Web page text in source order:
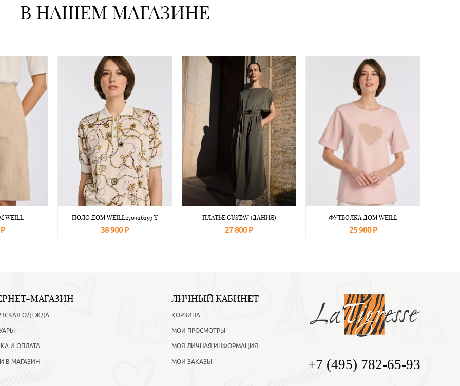
В НАШЕМ МАГАЗИНЕ
WEILL ПОЛО ДОМ WEILL270426293 Y
38 900 Р
ПЛАТЬЕ GUSTAV (ДАНИЯ)
27 800 Р
ФУТБОЛКА ДОМ WEILL
25 900 Р
МАГАЗИН
ОДЕЖДА
И ОПЛАТА
В МАГАЗИН
ЛИЧНЫЙ КАБИНЕТ
КОРЗИНА
МОИ ПРОСМОТРЫ
МОЯ ЛИЧНАЯ ИНФОРМАЦИЯ
МОИ ЗАКАЗЫ
+7 (495) 782-65-93